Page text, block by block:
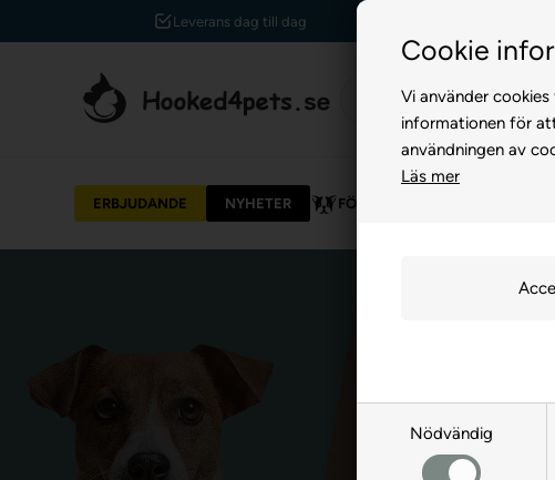
Cookie
Vi använder
informationen för
användningen av
Läs mer
Nödvändig
Kundservice +45 7174 3600
ERBJUDANDE NYHETER FÖR HUND